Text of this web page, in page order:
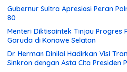
Gubernur Sultra Apresiasi Peran
80
Menteri Diktisaintek Tinjau Progres
Garuda di Konawe Selatan
Dr. Herman Dinilai Hadirkan Visi
Sinkron dengan Asta Cita Presiden